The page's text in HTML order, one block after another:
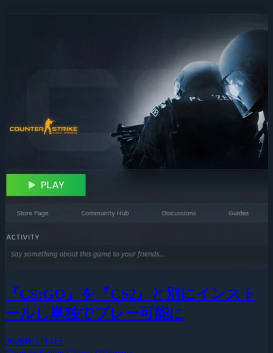
『CS:GO』を『CS2』と別にインスト
ールし単独でプレー可能に
2026年3月4日